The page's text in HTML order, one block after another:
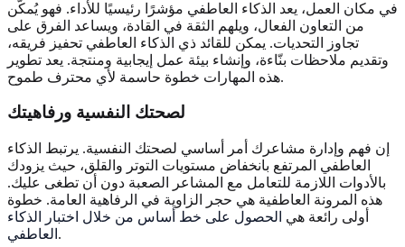
في مكان العمل، يعد الذكاء العاطفي مؤشرًا رئيسيًا للأداء. فهو يُمكّن
من التعاون الفعال، ويلهم الثقة في القادة، ويساعد الفرق على
تجاوز التحديات. يمكن للقائد ذي الذكاء العاطفي تحفيز فريقه،
وتقديم ملاحظات بنّاءة، وإنشاء بيئة عمل إيجابية ومنتجة. يعد تطوير
هذه المهارات خطوة حاسمة لأي محترف طموح.
لصحتك النفسية ورفاهيتك
إن فهم وإدارة مشاعرك أمر أساسي لصحتك النفسية. يرتبط الذكاء
العاطفي المرتفع بانخفاض مستويات التوتر والقلق، حيث يزودك
بالأدوات اللازمة للتعامل مع المشاعر الصعبة دون أن تطغى عليك.
هذه المرونة العاطفية هي حجر الزاوية في الرفاهية العامة. خطوة
أولى رائعة هي الحصول على خط أساس من خلال اختبار الذكاء
العاطفي .